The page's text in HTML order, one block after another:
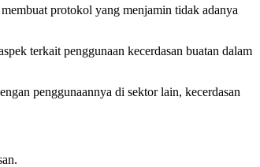
protokol yang menjamin tidak adanya
terkait penggunaan kecerdasan buatan dalam
penggunaannya di sektor lain, kecerdasan